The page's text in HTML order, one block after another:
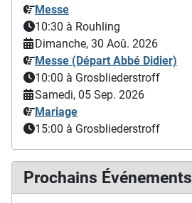
Messe
10:30 à Rouhling
Dimanche, 30 Aoû. 2026
Messe (Départ Abbé Didier)
10:00 à Grosbliederstroff
Samedi, 05 Sep. 2026
Mariage
15:00 à Grosbliederstroff
Prochains Événements